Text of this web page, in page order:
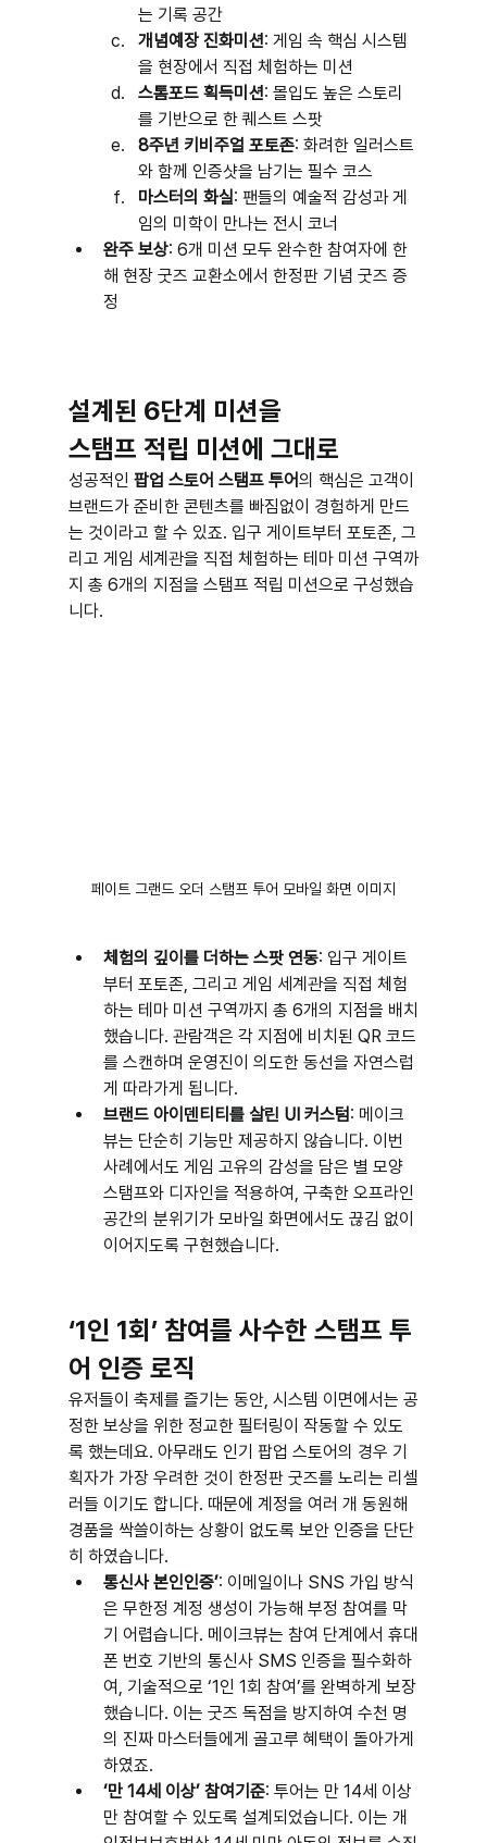
는 기록 공간
개념예장 진화미션: 게임 속 핵심 시스템
을 현장에서 직접 체험하는 미션
스톰포드 획득미션: 몰입도 높은 스토리
를 기반으로 한 퀘스트 스팟
8주년 키비주얼 포토존: 화려한 일러스트
와 함께 인증샷을 남기는 필수 코스
마스터의 화실 : 팬들의 예술적 감성과 게
임의 미학이 만나는 전시 코너
완주 보상: 6개 미션 모두 완수한 참여자에 한
해 현장 굿즈 교환소에서 한정판 기념 굿즈 증
정
설계된 6단계 미션을
스탬프 적립 미션에 그대로
성공적인 팝업 스토어 스탬프 투어의 핵심은 고객이
브랜드가 준비한 콘텐츠를 빠짐없이 경험하게 만드
는 것이라고 할 수 있죠. 입구 게이트부터 포토존, 그
리고 게임 세계관을 직접 체험하는 테마 미션 구역까
지 총 6개의 지점을 스탬프 적립 미션으로 구성했습
니다.
페이트 그랜드 오더 스탬프 투어 모바일 화면 이미지
체험의 깊이를 더하는 스팟 연동: 입구 게이트
부터 포토존, 그리고 게임 세계관을 직접 체험
하는 테마 미션 구역까지 총 6개의 지점을 배치
했습니다. 관람객은 각 지점에 비치된 QR 코드
를 스캔하며 운영진이 의도한 동선을 자연스럽
게 따라가게 됩니다.
브랜드 아이덴티티를 살린 UI 커스텀: 메이크
뷰는 단순히 기능만 제공하지 않습니다. 이번
사례에서도 게임 고유의 감성을 담은 별 모양
스탬프와 디자인을 적용하여, 구축한 오프라인
공간의 분위기가 모바일 화면에서도 끊김 없이
이어지도록 구현했습니다.
‘1인 1회’ 참여를 사수한 스탬프 투
어 인증 로직
유저들이 축제를 즐기는 동안, 시스템 이면에서는 공
정한 보상을 위한 정교한 필터링이 작동할 수 있도
록 했는데요. 아무래도 인기 팝업 스토어의 경우 기
획자가 가장 우려한 것이 한정판 굿즈를 노리는 리셀
러들 이기도 합니다. 때문에 계정을 여러 개 동원해
경품을 싹쓸이하는 상황이 없도록 보안 인증을 단단
히 하였습니다.
통신사 본인인증’: 이메일이나 SNS 가입 방식
은 무한정 계정 생성이 가능해 부정 참여를 막
기 어렵습니다. 메이크뷰는 참여 단계에서 휴대
폰 번호 기반의 통신사 SMS 인증을 필수화하
여, 기술적으로 ‘1인 1회 참여’를 완벽하게 보장
했습니다. 이는 굿즈 독점을 방지하여 수천 명
의 진짜 마스터들에게 골고루 혜택이 돌아가게
하였죠.
‘만 14세 이상’ 참여기준: 투어는 만 14세 이상
만 참여할 수 있도록 설계되었습니다. 이는 개